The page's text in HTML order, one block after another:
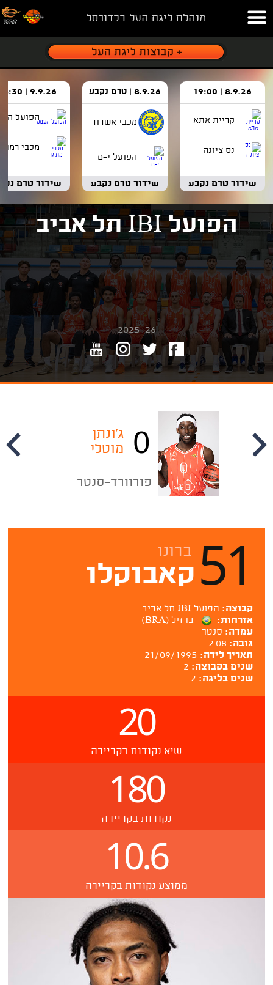
מנהלת ליגת העל בכדורסל
8.9.26 | 19:00
קריית אתא
נס ציונה
שידור טרם נקבע
8.9.26 | טרם נקבע
מכבי אשדוד
הפועל י-ם
שידור טרם נקבע
9.9.26 | 18:30
הפועל
מכבי רמת
שידור טרם
הפועל IBI תל אביב
2025-26
0
ג'ונתן
מוטלי
פורוורד-סנטר
51 ברונו
קאבוקלו
קבוצה: הפועל IBI תל אביב
אזרחות:
ברזיל (BRA)
עמדה: סנטר
גובה: 2.08
תאריך לידה: 21/09/1995
שנים בקבוצה: 2
שנים בליגה: 2
20
שיא נקודות בקריירה
180
נקודות בקריירה
10.6
ממוצע נקודות בקריירה